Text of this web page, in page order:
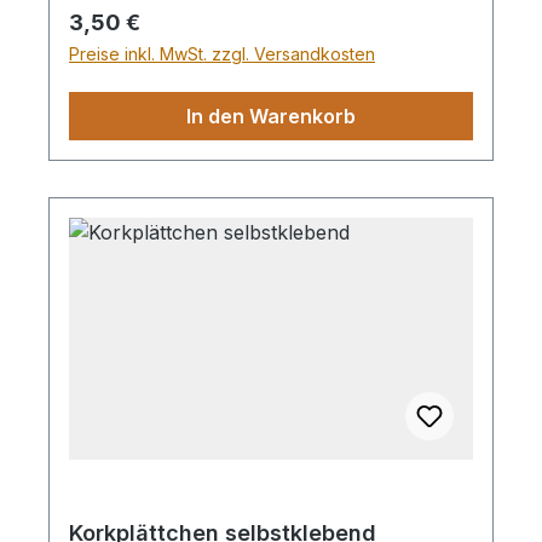
Regulärer Preis:
3,50 €
Preise inkl. MwSt. zzgl. Versandkosten
In den Warenkorb
Korkplättchen selbstklebend